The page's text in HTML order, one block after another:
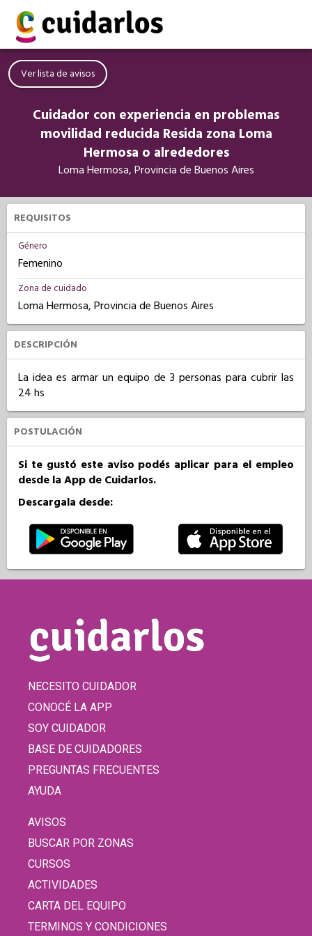
Ver lista de avisos
Cuidador con experiencia en problemas
movilidad reducida Resida zona Loma
Hermosa o alrededores
Loma Hermosa, Provincia de Buenos Aires
REQUISITOS
Género
Femenino
Zona de cuidado
Loma Hermosa, Provincia de Buenos Aires
DESCRIPCIÓN
La idea es armar un equipo de 3 personas para cubrir las
24 hs
POSTULACIÓN
Si te gustó este aviso podés aplicar para el empleo
desde la App de Cuidarlos.
Descargala desde:
NECESITO CUIDADOR
CONOCÉ LA APP
SOY CUIDADOR
BASE DE CUIDADORES
PREGUNTAS FRECUENTES
AYUDA
AVISOS
BUSCAR POR ZONAS
CURSOS
ACTIVIDADES
CARTA DEL EQUIPO
TERMINOS Y CONDICIONES